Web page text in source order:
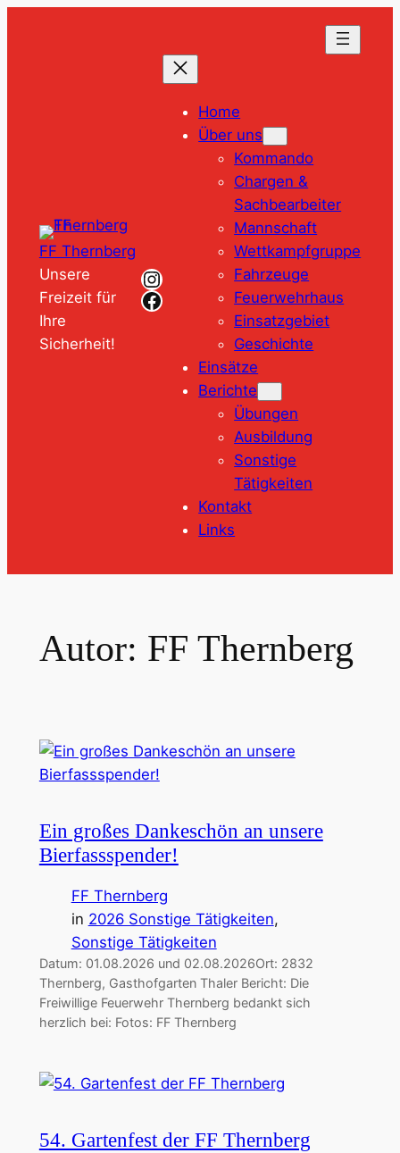
FF Thernberg
Unsere
Freizeit für
Ihre
Sicherheit!
Instagram
Facebook
Home
Über uns
Kommando
Chargen &
Sachbearbeiter
Mannschaft
Wettkampfgruppe
Fahrzeuge
Feuerwehrhaus
Einsatzgebiet
Geschichte
Einsätze
Berichte
Übungen
Ausbildung
Sonstige
Tätigkeiten
Kontakt
Links
Autor: FF Thernberg
Ein großes Dankeschön an unsere
Bierfassspender!
FF Thernberg
in 2026 Sonstige Tätigkeiten
Sonstige Tätigkeiten
Datum: 01.08.2026 und 02.08.2026Ort: 2832
Thernberg, Gasthofgarten Thaler Bericht: Die
Freiwillige Feuerwehr Thernberg bedankt sich
herzlich bei: Fotos: FF Thernberg
54. Gartenfest der FF Thernberg